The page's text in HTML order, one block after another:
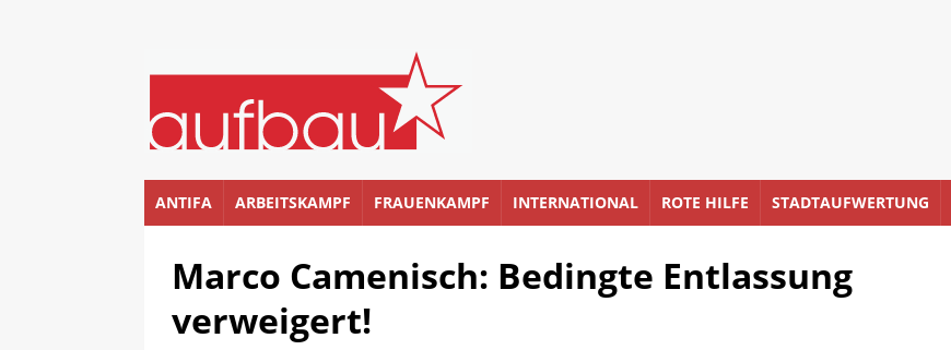
ANTIFA ARBEITSKAMPF FRAUENKAMPF INTERNATIONAL ROTE HILFE STADTAUFWERTUNG
Marco Camenisch: Bedingte Entlassung
verweigert!